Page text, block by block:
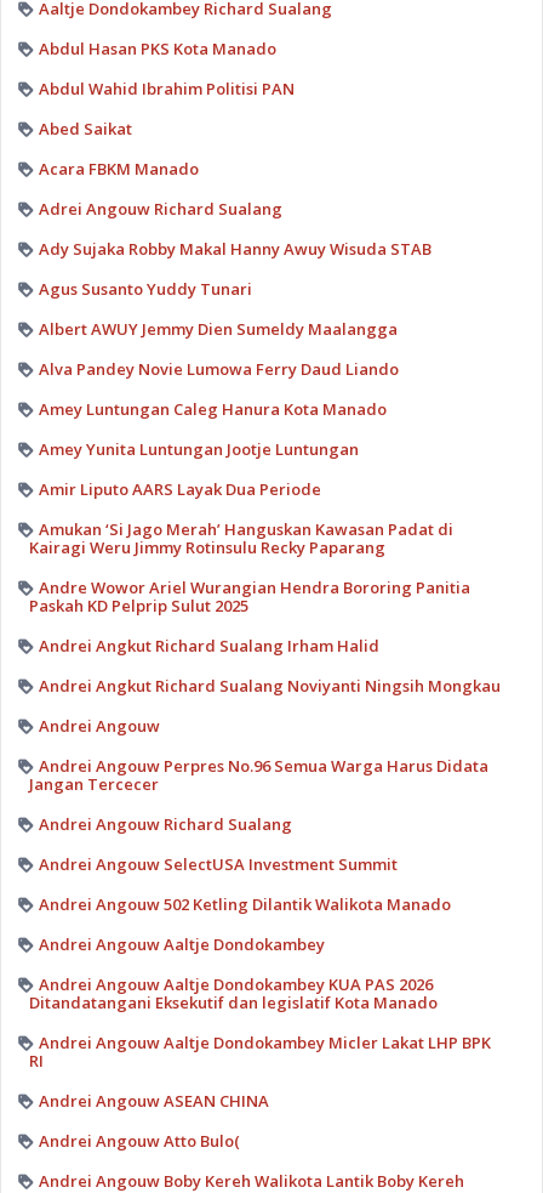
Aaltje Dondokambey Richard Sualang
Abdul Hasan PKS Kota Manado
Abdul Wahid Ibrahim Politisi PAN
Abed Saikat
Acara FBKM Manado
Adrei Angouw Richard Sualang
Ady Sujaka Robby Makal Hanny Awuy Wisuda STAB
Agus Susanto Yuddy Tunari
Albert AWUY Jemmy Dien Sumeldy Maalangga
Alva Pandey Novie Lumowa Ferry Daud Liando
Amey Luntungan Caleg Hanura Kota Manado
Amey Yunita Luntungan Jootje Luntungan
Amir Liputo AARS Layak Dua Periode
Amukan ‘Si Jago Merah’ Hanguskan Kawasan Padat di
Kairagi Weru Jimmy Rotinsulu Recky Paparang
Andre Wowor Ariel Wurangian Hendra Bororing Panitia
Paskah KD Pelprip Sulut 2025
Andrei Angkut Richard Sualang Irham Halid
Andrei Angkut Richard Sualang Noviyanti Ningsih Mongkau
Andrei Angouw
Andrei Angouw Perpres No.96 Semua Warga Harus Didata
Jangan Tercecer
Andrei Angouw Richard Sualang
Andrei Angouw SelectUSA Investment Summit
Andrei Angouw 502 Ketling Dilantik Walikota Manado
Andrei Angouw Aaltje Dondokambey
Andrei Angouw Aaltje Dondokambey KUA PAS 2026
Ditandatangani Eksekutif dan legislatif Kota Manado
Andrei Angouw Aaltje Dondokambey Micler Lakat LHP BPK
RI
Andrei Angouw ASEAN CHINA
Andrei Angouw Atto Bulo(
Andrei Angouw Boby Kereh Walikota Lantik Boby Kereh